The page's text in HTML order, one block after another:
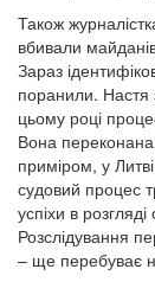
Також
вбивали
Зараз
поранили. Настя
цьому році
Вона
приміром, у
судовий процес
успіхи в
Розслідування
– ще перебуває